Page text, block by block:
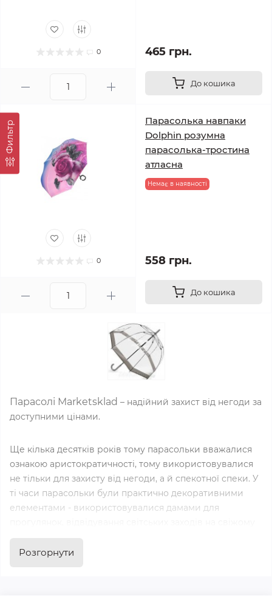
Фильтр
0 465 грн.
До кошика
0
Парасолька навпаки
Dolphin розумна
парасолька-тростина
атласна
Немає в наявності
558 грн.
До кошика
Парасолі Marketsklad – надійний захист від негоди за
доступними цінами.
Ще кілька десятків років тому парасольки вважалися
ознакою аристократичності, тому використовувалися
не тільки для захисту від негоди, а й спекотної спеки. У
ті часи парасольки були практично декоративними
елементами - використовувалися дамами для
невід'ємним атрибутом кожної сучасної людини.
Розгорнути